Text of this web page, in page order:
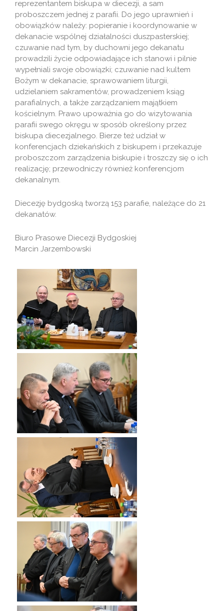
reprezentantem biskupa w diecezji, a sam
proboszczem jednej z parafii. Do jego uprawnień i
obowiązków należy: popieranie i koordynowanie w
dekanacie wspólnej działalności duszpasterskiej;
czuwanie nad tym, by duchowni jego dekanatu
prowadzili życie odpowiadające ich stanowi i pilnie
wypełniali swoje obowiązki; czuwanie nad kultem
Bożym w dekanacie, sprawowaniem liturgii,
udzielaniem sakramentów, prowadzeniem ksiąg
parafialnych, a także zarządzaniem majątkiem
kościelnym. Prawo upoważnia go do wizytowania
parafii swego okręgu w sposób określony przez
biskupa diecezjalnego. Bierze też udział w
konferencjach dziekańskich z biskupem i przekazuje
proboszczom zarządzenia biskupie i troszczy się o ich
realizację; przewodniczy również konferencjom
dekanalnym.
Diecezję bydgoską tworzą 153 parafie, należące do 21
dekanatów.
Biuro Prasowe Diecezji Bydgoskiej
Marcin Jarzembowski